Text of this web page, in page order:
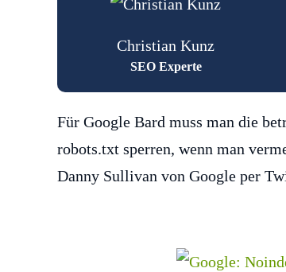
Christian Kunz
SEO Experte
Für Google Bard muss man die
robots.txt sperren, wenn man
Danny Sullivan von Google per